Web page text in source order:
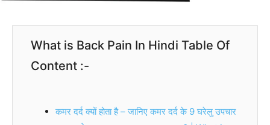
What is Back Pain In Hindi Table Of
Content :-
कमर दर्द क्यों होता है – जानिए कमर दर्द के 9 घरेलु उपचार